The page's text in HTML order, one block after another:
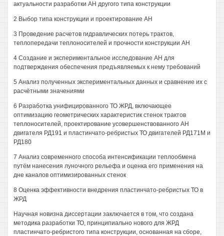
актуальности разработки АН другого типа конструкции
2 Выбор типа конструкции и проектирование АН
3 Проведение расчетов гидравлических потерь трактов,
теплопередачи теплоносителей и прочности конструкции АН
4 Создание и экспериментальное исследование АН для
подтверждения обеспечения предъявляемых к нему требований
5 Анализ полученных экспериментальных данных и сравнение их с
расчётными значениями
6 Разработка унифицированного ТО ЖРД, включающее
оптимизацию геометрических характеристик стенок трактов
теплоносителей, проектирование усовершенствованного АН
двигателя РД191 и пластинчато-ребристых ТО двигателей РД171М и
РД180
7 Анализ современного способа интенсификации теплообмена
путём нанесения луночного рельефа и оценка его применения на
дне каналов оптимизированных стенок
8 Оценка эффективности внедрения пластинчато-ребристых ТО в
ЖРД
Научная новизна диссертации заключается в том, что создана
методика разработки ТО, принципиально нового для ЖРД
пластинчато-ребристого типа конструкции, основанная на сборе,